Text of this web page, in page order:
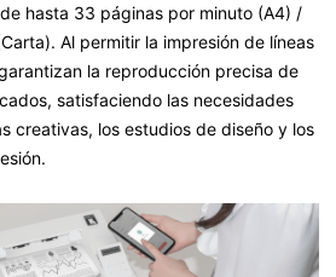
hasta 33 páginas por minuto (A4) /
Al permitir la impresión de líneas
la reproducción precisa de
satisfaciendo las necesidades
creativas, los estudios de diseño y los